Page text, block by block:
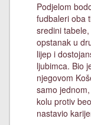
Podjelom
fudbaleri oba
sredini
opstanak u
lijep i
ljubimca. Bio
njegovom
samo
kolu protiv
nastavio